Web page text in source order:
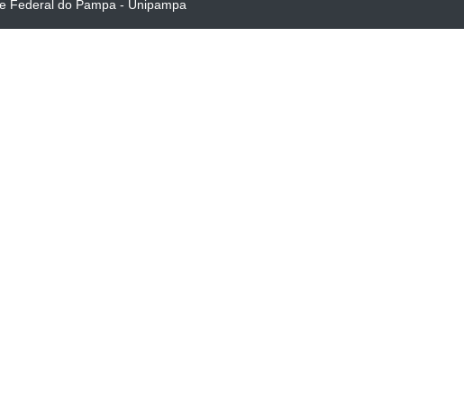
Federal do Pampa - Unipampa